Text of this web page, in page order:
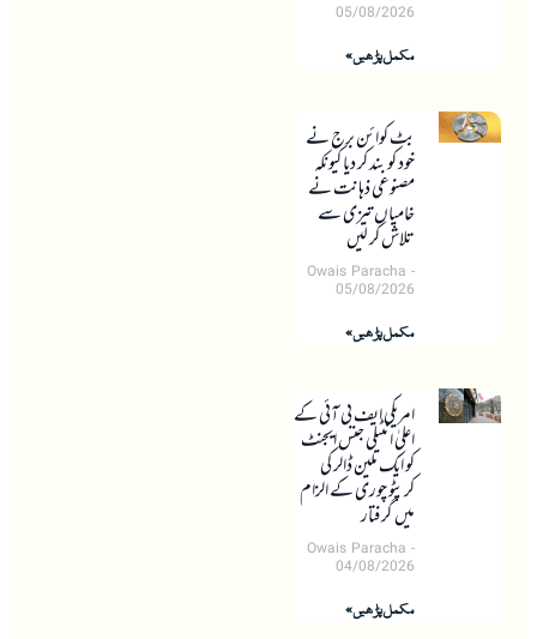
05/08/2026
مکمل پڑھیں »
بٹ کوائن برج نے
خود کو بند کر دیا کیونکہ
مصنوعی ذہانت نے
خامیاں تیزی سے
تلاش کر لیں
Owais Paracha
05/08/2026
مکمل پڑھیں »
امریکی ایف بی آئی کے
اعلیٰ انٹیلی جنس ایجنٹ
کو ایک ملین ڈالر کی
کرپٹو چوری کے الزام
میں گرفتار
Owais Paracha
04/08/2026
مکمل پڑھیں »